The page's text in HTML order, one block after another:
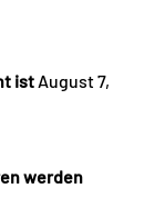
ist August 7,
werden